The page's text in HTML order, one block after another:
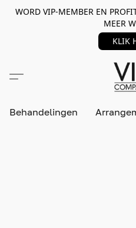
WORD VIP-MEMBER EN
MEER
KLIK
Behandelingen